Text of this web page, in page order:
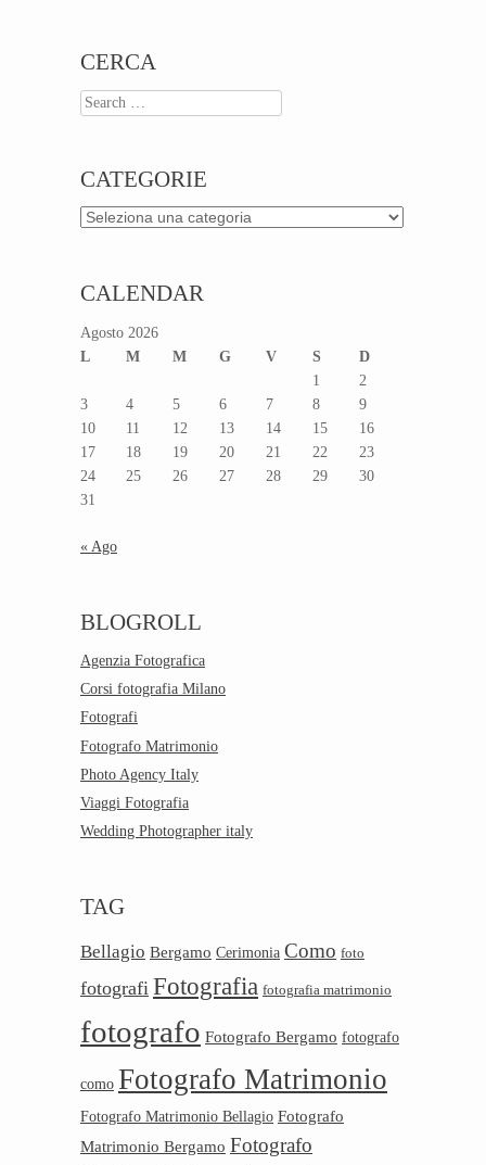
CERCA
Search
CATEGORIE
Categorie
CALENDAR
Agosto 2026
L
M M G V S
D
1
2
3
4 5 6 7 8
9
10
11 12 13 14 15
16
17
18 19 20 21 22
23
24
25 26 27 28 29
30
31
« Ago
BLOGROLL
Agenzia Fotografica
Corsi fotografia Milano
Fotografi
Fotografo Matrimonio
Photo Agency Italy
Viaggi Fotografia
Wedding Photographer italy
TAG
Bellagio Bergamo Cerimonia Como foto
fotografi Fotografia fotografia matrimonio
fotografo Fotografo Bergamo fotografo
como Fotografo Matrimonio
Fotografo Matrimonio Bellagio Fotografo
Matrimonio Bergamo Fotografo